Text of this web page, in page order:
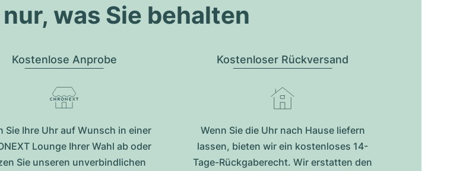
was Sie behalten
Kostenlose Anprobe
Sie Ihre Uhr auf Wunsch in einer
Lounge Ihrer Wahl ab oder
Sie unseren unverbindlichen
Kostenloser Rückversand
Wenn Sie die Uhr nach Hause liefern
lassen, bieten wir ein kostenloses 14-
Tage-Rückgaberecht. Wir erstatten den